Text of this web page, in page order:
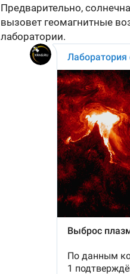
Предварительно,
вызовет геомагнитные
лаборатории.